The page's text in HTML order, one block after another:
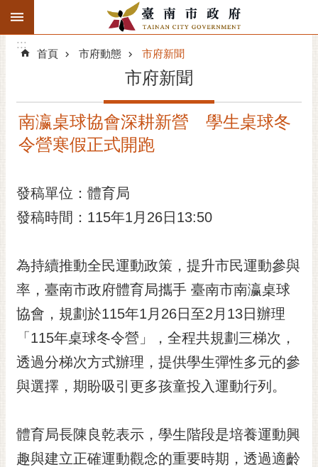
跳到主要內容區塊
搜
階
精彩府城
市府團隊
主題服務
市政資訊
市民互動
偉
哲
螢
花
泉
:::
:::
首頁 市府動態 市府新聞
市府新聞
南瀛桌球協會深耕新營 學生桌球冬
令營寒假正式開跑
發稿單位：體育局
發稿時間：115年1月26日13:50
為持續推動全民運動政策，提升市民運動參與
率，臺南市政府體育局攜手 臺南市南瀛桌球
協會，規劃於115年1月26日至2月13日辦理
「115年桌球冬令營」，全程共規劃三梯次，
透過分梯次方式辦理，提供學生彈性多元的參
與選擇，期盼吸引更多孩童投入運動行列。
體育局長陳良乾表示，學生階段是培養運動興
趣與建立正確運動觀念的重要時期，透過適齡